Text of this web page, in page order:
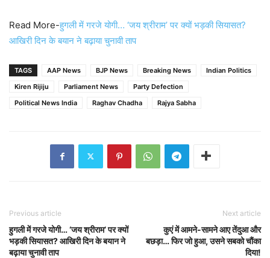
Read More-हुगली में गरजे योगी… ‘जय श्रीराम’ पर क्यों भड़की सियासत?
आखिरी दिन के बयान ने बढ़ाया चुनावी ताप
TAGS AAP News BJP News Breaking News
Indian Politics
Kiren Rijiju
Parliament News
Party Defection
Political News India
Raghav Chadha Rajya Sabha
Previous article
हुगली में गरजे योगी… ‘जय श्रीराम’ पर क्यों
भड़की सियासत? आखिरी दिन के बयान ने
बढ़ाया चुनावी ताप
Next article
कुएं में आमने-सामने आए तेंदुआ और
बछड़ा… फिर जो हुआ, उसने सबको चौंका
दिया!